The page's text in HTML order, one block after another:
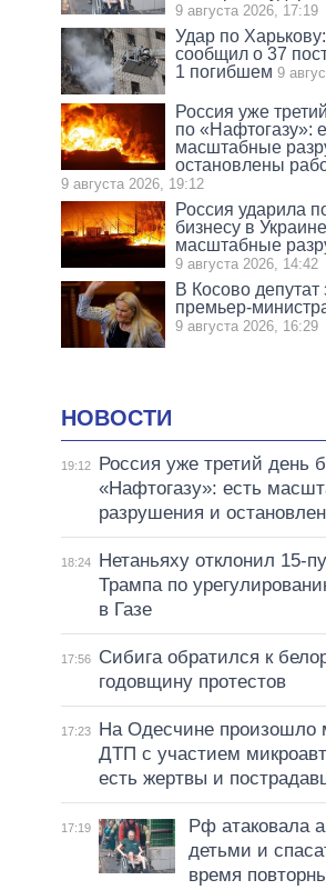
9 августа 2026, 17:19
Удар по
сообщил о 37
1 погибшем 9
Россия уже
по «Нафтогазу»:
масштабные
остановлены
9 августа 2026, 19:12
Россия ударила
бизнесу в
масштабные
9 августа 2026, 14:42
В Косово депутат
премьер-
9 августа 2026, 16:29
НОВОСТИ
19:12
Россия уже третий день
«Нафтогазу»: есть
разрушения и
18:24
Нетаньяху отклонил 15-
Трампа по
в Газе
17:56
Сибига обратился к
годовщину протестов
17:23
На Одесчине произошло
ДТП с участием
есть жертвы и
17:19
Рф атаковала
детьми и
время